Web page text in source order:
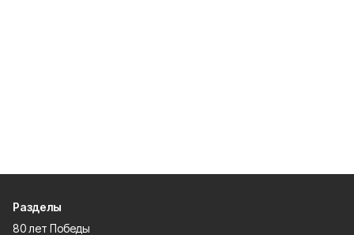
Разделы
80 лет Победы